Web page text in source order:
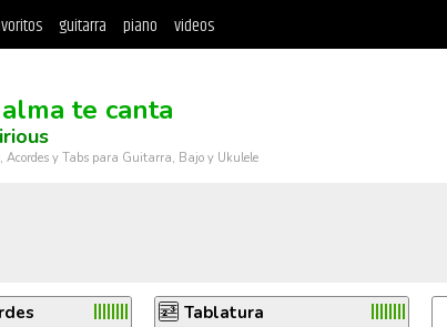
guitarra piano videos
te canta
Acordes y Tabs para Guitarra, Bajo y Ukulele
Tablatura